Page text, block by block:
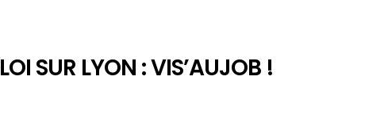
SUR LYON : VIS’AUJOB !